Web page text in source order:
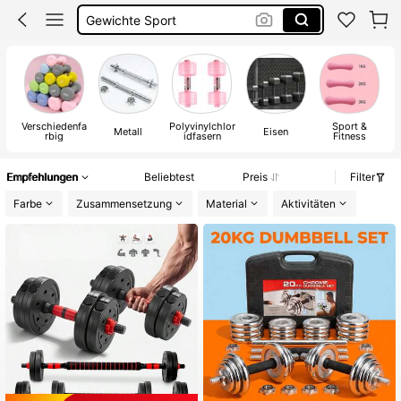
Sport Zubehör
Verschiedenfa
rbig Metall Polyvinylchlor
idfasern Eisen Sport &
Fitness
Empfehlungen Beliebtest Preis
Filter
Farbe
Zusammensetzung Material Aktivitäten